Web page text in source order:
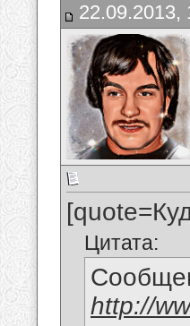
22.09.2013,
Цитата:
http://